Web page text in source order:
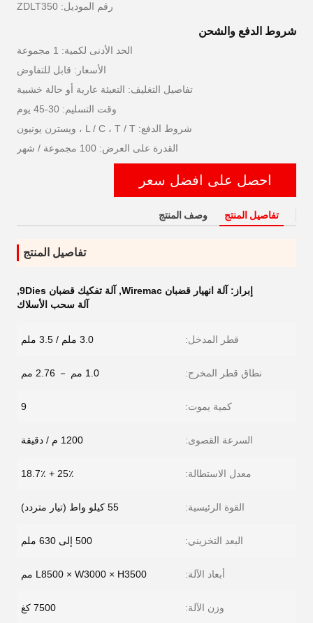
رقم الموديل: ZDLT350
شروط الدفع والشحن
الحد الأدنى لكمية: 1 مجموعة
الأسعار: قابل للتفاوض
تفاصيل التغليف: التعبئة عارية أو حالة خشبية
وقت التسليم: 30-45 يوم
شروط الدفع: L / C ، T / T ، ويسترن يونيون
القدرة على العرض: 100 مجموعة / شهر
احصل على افضل سعر
تفاصيل المنتج وصف المنتج
تفاصيل المنتج
إبراز: آلة انهيار قضبان Wiremac , آلة تفكيك قضبان 9Dies
,
آلة سحب الأسلاك
قطر المدخل: 3.0 ملم / 3.5 ملم
نطاق قطر المخرج: 1.0 مم － 2.76 مم
كمية يموت: 9
السرعة القصوى: 1200 م / دقيقة
معدل الاستطالة: 25٪ + 18.7٪
القوة الرئيسية: 55 كيلو واط (تيار متردد)
البعد التخزيني: 500 إلى 630 ملم
أبعاد الآلة: L8500 × W3000 × H3500 مم
وزن الآلة: 7500 كغ